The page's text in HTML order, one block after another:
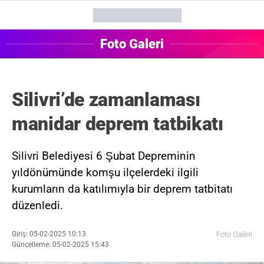
Foto Galeri
Silivri’de zamanlaması
manidar deprem tatbikatı
Silivri Belediyesi 6 Şubat Depreminin
yıldönümünde komşu ilçelerdeki ilgili
kurumların da katılımıyla bir deprem tatbitatı
düzenledi.
Giriş: 05-02-2025 10:13
Güncelleme: 05-02-2025 15:43
Foto Galeri